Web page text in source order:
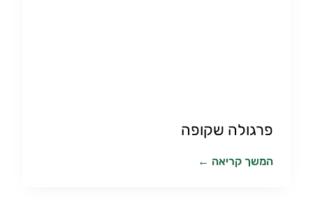
פרגולה שקופה
המשך קריאה ←